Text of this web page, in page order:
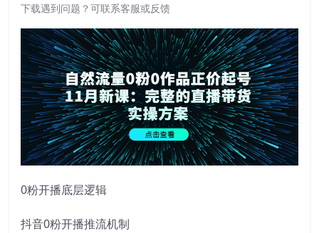
下载遇到问题？可联系客服或反馈
0粉开播底层逻辑
抖音0粉开播推流机制